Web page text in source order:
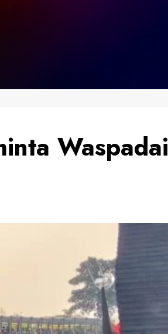
Waspadai